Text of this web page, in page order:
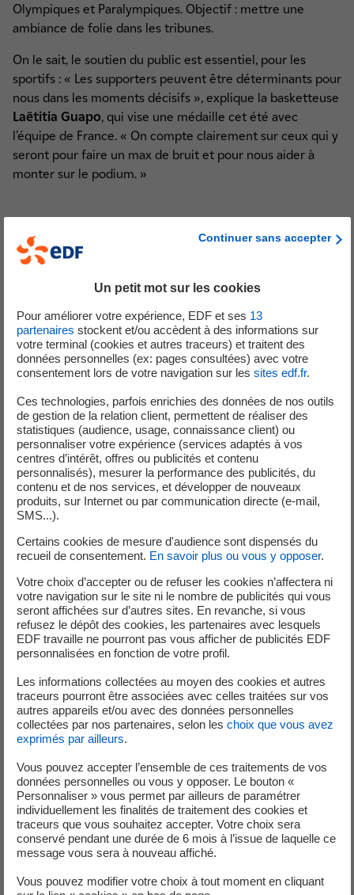
Olympiques et Paralympiques. Objectif : mettre une
ambiance de folie dans les tribunes.
On le sait, le soutien du public est essentiel, pour les
sportifs : « Les supporters peuvent être déterminants pour
nous dans les moments décisifs », explique la basketteuse
Laëtitia Guapo, qui vise une médaille cet été avec
l’équipe de France. « On compte clairement sur ceux qui y
seront pour faire un max de bruit et pour nous aider à
monter sur le podium. »
Ambiance garantie !
1 000 places en fonction des sites, soit 200 000
spectateurs au total. Contactés parmi les acheteurs de
billets dans la catégorie concernée, ils sont 152 000 à
avoir répondu présent. Pour les Jeux Paralympiques, des
billets spécifiques «Carrés des supporters» sont en
vente sur la plateforme de billetterie de Paris 2024 depuis
le 20 mai.
Dans chaque espace, des « leaders d’ambiance »
donneront le tempo. Issus de différentes fédérations
sportives, ils auront pour mission de faire vivre cette
émulation collective, tels des chefs d’orchestre. Bonne
humeur et énergie au programme !
Le Grand Coaching : un programme
de (re)mise en forme pas comme
les autres
Il reste près de 50 jours avant le jour J pour donner à Paris
l’énergie de briller… dans les tribunes et un peu partout en
Grand Coaching, un programme dédié au recrutement et
la préparation de ces super supporters.
Annoncé sur Twitch parDoigby, le Grand Coaching
marque une étape supplémentaire dans un dispositif qui
entend faire de tous les Français les meilleurs supporters
de ces Jeux. Pour cela, vous pourrez compter sur une team
Continuer sans accepter
Un petit mot sur les cookies
Pour améliorer votre expérience, EDF et ses 13
partenaires stockent et/ou accèdent à des informations sur
votre terminal (cookies et autres traceurs) et traitent des
données personnelles (ex: pages consultées) avec votre
consentement lors de votre navigation sur les sites edf.fr.
Ces technologies, parfois enrichies des données de nos outils
de gestion de la relation client, permettent de réaliser des
statistiques (audience, usage, connaissance client) ou
personnaliser votre expérience (services adaptés à vos
centres d’intérêt, offres ou publicités et contenu
personnalisés), mesurer la performance des publicités, du
contenu et de nos services, et développer de nouveaux
produits, sur Internet ou par communication directe (e-mail,
SMS...).
Certains cookies de mesure d'audience sont dispensés du
recueil de consentement. En savoir plus ou vous y opposer.
Votre choix d’accepter ou de refuser les cookies n’affectera ni
votre navigation sur le site ni le nombre de publicités qui vous
seront affichées sur d’autres sites. En revanche, si vous
refusez le dépôt des cookies, les partenaires avec lesquels
EDF travaille ne pourront pas vous afficher de publicités EDF
personnalisées en fonction de votre profil.
Les informations collectées au moyen des cookies et autres
traceurs pourront être associées avec celles traitées sur vos
autres appareils et/ou avec des données personnelles
collectées par nos partenaires, selon les choix que vous avez
exprimés par ailleurs.
Vous pouvez accepter l’ensemble de ces traitements de vos
données personnelles ou vous y opposer. Le bouton «
Personnaliser » vous permet par ailleurs de paramétrer
individuellement les finalités de traitement des cookies et
traceurs que vous souhaitez accepter. Votre choix sera
conservé pendant une durée de 6 mois à l’issue de laquelle ce
message vous sera à nouveau affiché.
Vous pouvez modifier votre choix à tout moment en cliquant